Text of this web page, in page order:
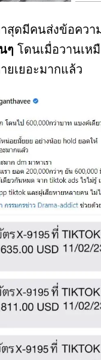
สุดมีคนส่งข้อควา
ๆ โดนเมื่อวานเห
ยเยอะมากแล้ว